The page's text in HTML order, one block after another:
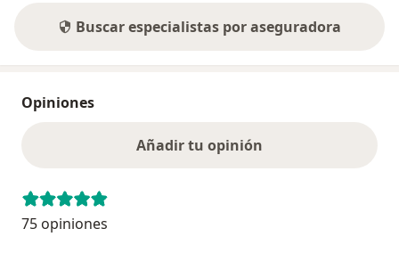
Buscar especialistas por aseguradora
Opiniones
Añadir tu opinión
75 opiniones